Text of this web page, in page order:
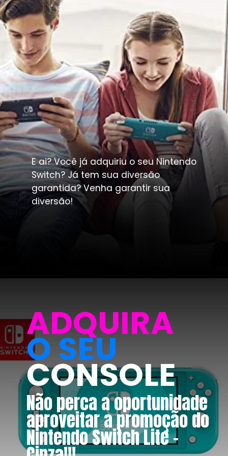
E ai? Você já adquiriu o seu Nintendo
Switch? Já tem sua diversão
garantida? Venha garantir sua
diversão!
ADQUIRA
O SEU
CONSOLE
Não perca a oportunidade
aproveitar a promoção do
Nintendo Switch Lite -